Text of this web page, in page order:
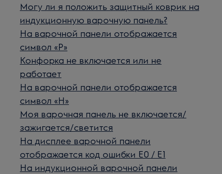
Могу ли я положить защитный коврик на
индукционную варочную панель?
На варочной панели отображается
символ «P»
Конфорка не включается или не
работает
На варочной панели отображается
символ «H»
Моя варочная панель не включается/
зажигается/светится
На дисплее варочной панели
отображается код ошибки E0 / E1
На индукционной варочной панели